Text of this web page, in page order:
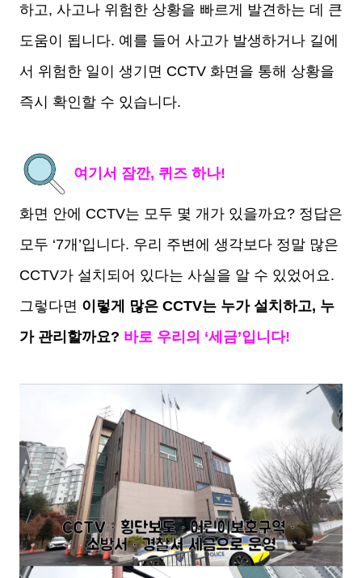
하고, 사고나 위험한 상황을 빠르게 발견하는 데 큰
도움이 됩니다. 예를 들어 사고가 발생하거나 길에
서 위험한 일이 생기면 CCTV 화면을 통해 상황을
즉시 확인할 수 있습니다.
여기서 잠깐, 퀴즈 하나!
화면 안에 CCTV는 모두 몇 개가 있을까요? 정답은
모두 ‘7개’입니다. 우리 주변에 생각보다 정말 많은
CCTV가 설치되어 있다는 사실을 알 수 있었어요.
그렇다면 이렇게 많은 CCTV는 누가 설치하고, 누
가 관리할까요? 바로 우리의 ‘세금’입니다!